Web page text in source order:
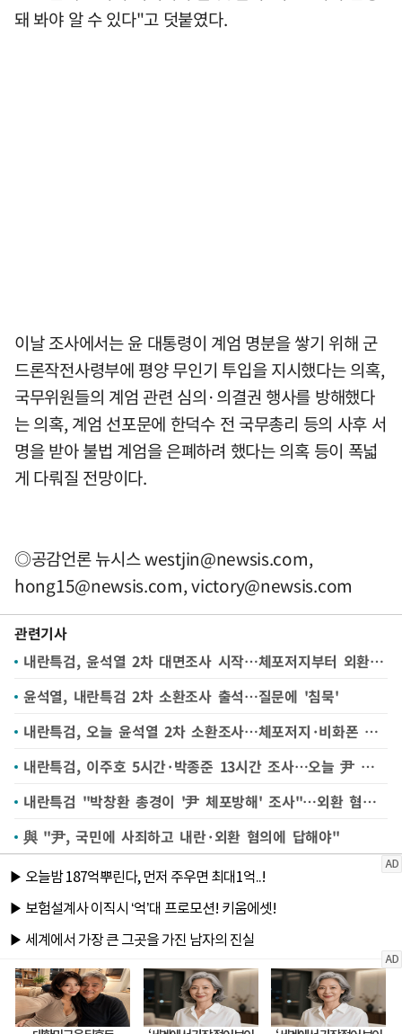
돼 봐야 알 수 있다"고 덧붙였다.
이날 조사에서는 윤 대통령이 계엄 명분을 쌓기 위해 군
드론작전사령부에 평양 무인기 투입을 지시했다는 의혹,
국무위원들의 계엄 관련 심의·의결권 행사를 방해했다
는 의혹, 계엄 선포문에 한덕수 전 국무총리 등의 사후 서
명을 받아 불법 계엄을 은폐하려 했다는 의혹 등이 폭넓
게 다뤄질 전망이다.
◎공감언론 뉴시스westjin@newsis.com,
hong15@newsis.com,victory@newsis.com
관련기사
내란특검, 윤석열 2차 대면조사 시작…체포저지부터 외환까지
윤석열, 내란특검 2차 소환조사 출석…질문에 '침묵'
내란특검, 오늘 윤석열 2차 소환조사…체포저지·비화폰 정조준
내란특검, 이주호 5시간·박종준 13시간 조사…오늘 尹 조사(종합)
내란특검 "박창환 총경이 '尹 체포방해' 조사"…외환 혐의 수사도 속도
與 "尹, 국민에 사죄하고 내란·외환 혐의에 답해야"